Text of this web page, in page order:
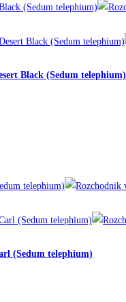
Black (Sedum telephium)
(Sedum telephium)